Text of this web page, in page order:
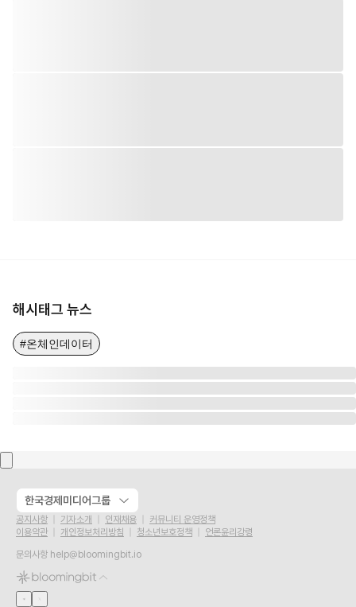
해시태그 뉴스
#온체인데이터
한국경제미디어그룹
공지사항 기자소개 인재채용
커뮤니티 운영정책
이용약관
개인정보처리방침 청소년보호정책
언론윤리강령
문의사항 help@bloomingbit.io